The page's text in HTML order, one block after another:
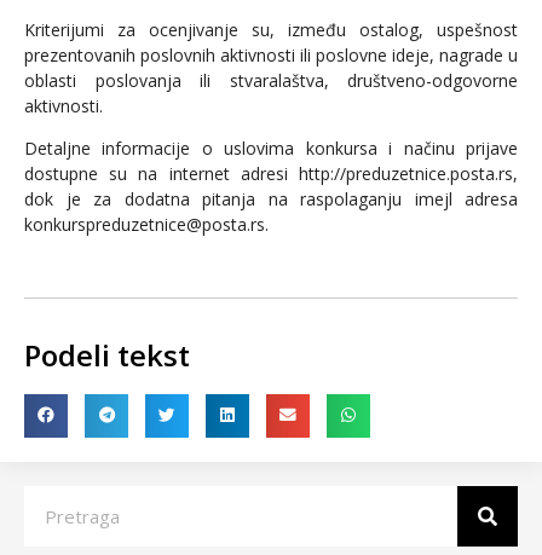
Kriterijumi za ocenjivanje su, između ostalog, uspešnost
prezentovanih poslovnih aktivnosti ili poslovne ideje, nagrade u
oblasti poslovanja ili stvaralaštva, društveno-odgovorne
aktivnosti.
Detaljne informacije o uslovima konkursa i načinu prijave
dostupne su na internet adresi http://preduzetnice.posta.rs,
dok je za dodatna pitanja na raspolaganju imejl adresa
konkurspreduzetnice@posta.rs.
Podeli tekst